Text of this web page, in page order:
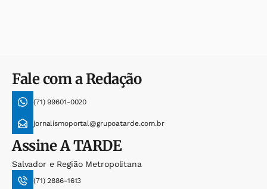
Fale com a Redação
(71) 99601-0020
jornalismoportal@grupoatarde.com.br
AssineA TARDE
Salvador e Região Metropolitana
(71) 2886-1613